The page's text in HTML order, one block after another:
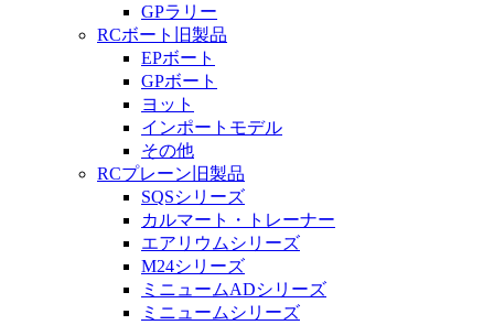
GPラリー
RCボート旧製品
EPボート
GPボート
ヨット
インポートモデル
その他
RCプレーン旧製品
SQSシリーズ
カルマート・トレーナー
エアリウムシリーズ
M24シリーズ
ミニュームADシリーズ
ミニュームシリーズ